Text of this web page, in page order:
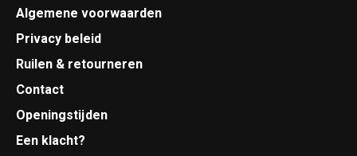
Algemene voorwaarden
Privacy beleid
Ruilen & retourneren
Contact
Openingstijden
Een klacht?